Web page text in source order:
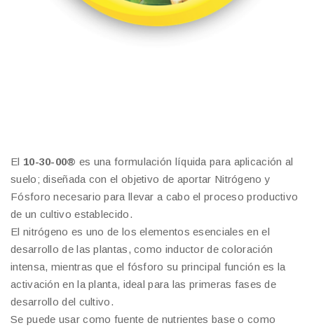
El 10-30-00® es una formulación líquida para aplicación al
suelo; diseñada con el objetivo de aportar Nitrógeno y
Fósforo necesario para llevar a cabo el proceso productivo
de un cultivo establecido.
El nitrógeno es uno de los elementos esenciales en el
desarrollo de las plantas, como inductor de coloración
intensa, mientras que el fósforo su principal función es la
activación en la planta, ideal para las primeras fases de
desarrollo del cultivo.
Se puede usar como fuente de nutrientes base o como